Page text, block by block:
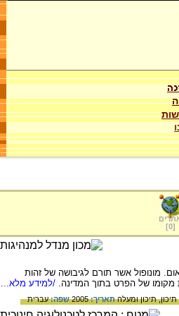
[
0
]
מונופול אשר תורם לגיבושה של זהות
של הפרט בתוך המדינה. /למידע מלא...
תיכון,תיכון ומעלהתאריך:2005 שפה:עברית